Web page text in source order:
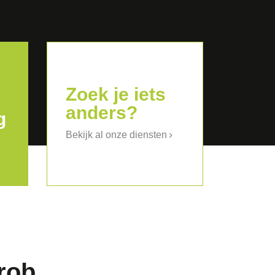
Zoek je iets
anders?
Bekijk al onze diensten